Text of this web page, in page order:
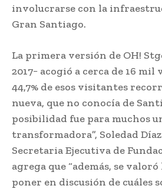
involucrarse con la
Gran Santiago.
La primera versión de OH!
2017− acogió a cerca de 16 mil
44,7% de esos visitantes
nueva, que no conocía de
posibilidad fue para muchos
transformadora”, Soledad
Secretaria Ejecutiva de
agrega que “además, se
poner en discusión de cuáles